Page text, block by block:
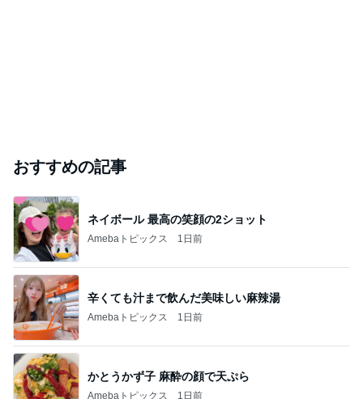
おすすめの記事
ネイボール 最高の笑顔の2ショット
Amebaトピックス 1日前
辛くても汁まで飲んだ美味しい麻辣湯
Amebaトピックス 1日前
かとうかず子 麻酔の顔で天ぷら
Amebaトピックス 1日前